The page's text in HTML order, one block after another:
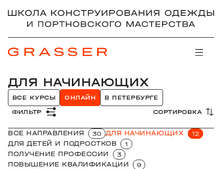
ДЛЯ НАЧИНАЮЩИХ
ВСЕ КУРСЫ ОНЛАЙН В ПЕТЕРБУРГЕ
ФИЛЬТР СОРТИРОВКА
ВСЕ НАПРАВЛЕНИЯ 30 ДЛЯ НАЧИНАЮЩИХ 12
ДЛЯ ДЕТЕЙ И ПОДРОСТКОВ 1
ПОЛУЧЕНИЕ ПРОФЕССИИ 3
ПОВЫШЕНИЕ КВАЛИФИКАЦИИ 9